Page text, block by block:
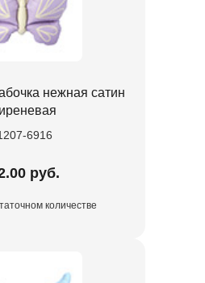
нежная сатин
6916
руб.
количестве